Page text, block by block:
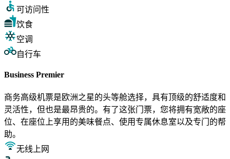
可访问性
饮食
空调
自行车
Business Premier
商务高级机票是欧洲之星的头等舱选择，具有顶级的舒适度和
灵活性，但也是最昂贵的。有了这张门票，您将拥有宽敞的座
位、在座位上享用的美味餐点、使用专属休息室以及专门的帮
助。
无线上网